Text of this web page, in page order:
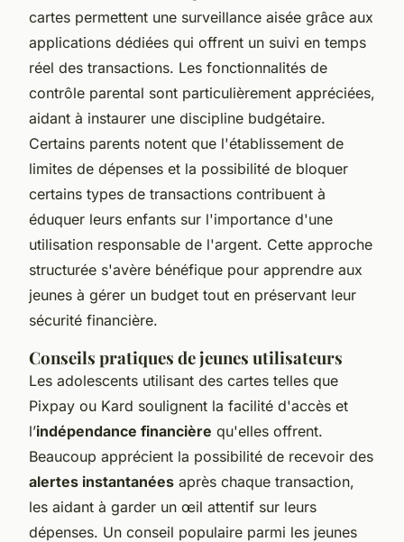
cartes permettent une surveillance aisée grâce aux
applications dédiées qui offrent un suivi en temps
réel des transactions. Les fonctionnalités de
contrôle parental sont particulièrement appréciées,
aidant à instaurer une discipline budgétaire.
Certains parents notent que l'établissement de
limites de dépenses et la possibilité de bloquer
certains types de transactions contribuent à
éduquer leurs enfants sur l'importance d'une
utilisation responsable de l'argent. Cette approche
structurée s'avère bénéfique pour apprendre aux
jeunes à gérer un budget tout en préservant leur
sécurité financière.
Conseils pratiques de jeunes utilisateurs
Les adolescents utilisant des cartes telles que
Pixpay ou Kard soulignent la facilité d'accès et
l’indépendance financière qu'elles offrent.
Beaucoup apprécient la possibilité de recevoir des
alertes instantanées après chaque transaction,
les aidant à garder un œil attentif sur leurs
dépenses. Un conseil populaire parmi les jeunes